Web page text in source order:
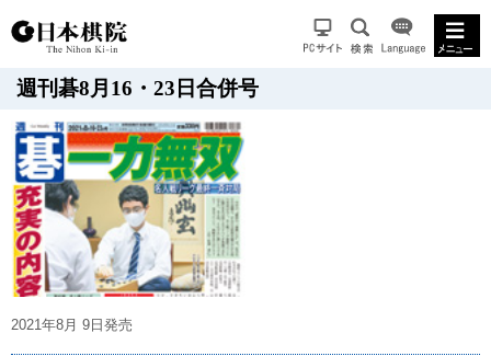
週刊碁8月16・23日合併号
2021年8月 9日発売